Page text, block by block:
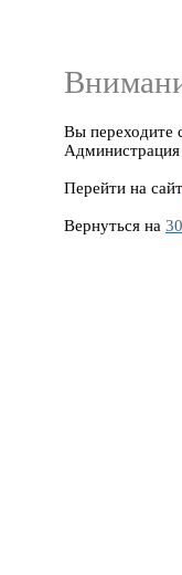
Вы переходите
Администрация
Перейти на сайт
Вернуться на